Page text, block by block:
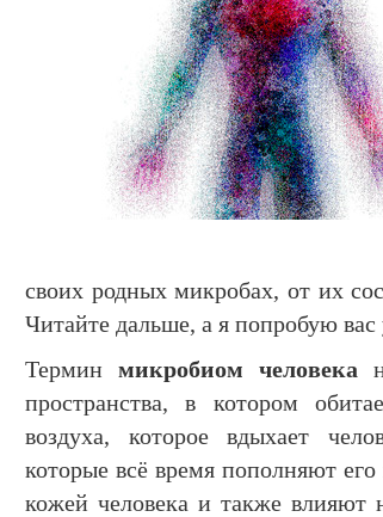
своих родных микробах, от их
Читайте дальше, а я попробую вас
Термин микробиом человека
пространства, в котором
воздуха, которое вдыхает
которые всё время пополняют
кожей человека и также влияют